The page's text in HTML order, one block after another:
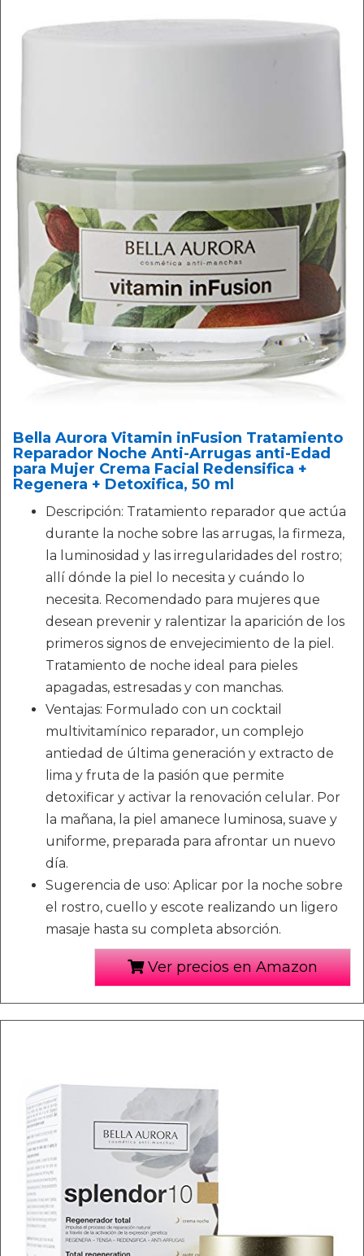
Bella Aurora Vitamin inFusion Tratamiento
Reparador Noche Anti-Arrugas anti-Edad
para Mujer Crema Facial Redensifica +
Regenera + Detoxifica, 50 ml
Descripción: Tratamiento reparador que actúa
durante la noche sobre las arrugas, la firmeza,
la luminosidad y las irregularidades del rostro;
allí dónde la piel lo necesita y cuándo lo
necesita. Recomendado para mujeres que
desean prevenir y ralentizar la aparición de los
primeros signos de envejecimiento de la piel.
Tratamiento de noche ideal para pieles
apagadas, estresadas y con manchas.
Ventajas: Formulado con un cocktail
multivitamínico reparador, un complejo
antiedad de última generación y extracto de
lima y fruta de la pasión que permite
detoxificar y activar la renovación celular. Por
la mañana, la piel amanece luminosa, suave y
uniforme, preparada para afrontar un nuevo
día.
Sugerencia de uso: Aplicar por la noche sobre
el rostro, cuello y escote realizando un ligero
masaje hasta su completa absorción.
Ver precios en Amazon